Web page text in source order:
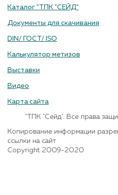
Каталог "ТПК "СЕЙД"
Документы для скачивания
DIN/ ГОСТ/ ISO
Калькулятор метизов
Выставки
Видео
Карта сайта
"ТПК "Сейд". Все права
Копирование информации
ссылки на сайт
Copyright 2009-2020